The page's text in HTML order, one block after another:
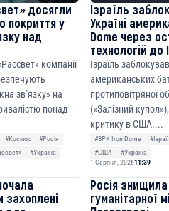
досягли
покриття у
над
компанії
зв’язку» на
понад
#Космос
#Росія
#Україна
Ізраїль
Україні
Dome через
технологій до
Ізраїль
американських
протиповітряної
(«Залізний
критику в США....
#ЗРК Iron Dome
#США
#Україна
1 Серпня, 202611:39
захоплені
Росія
гуманітарної